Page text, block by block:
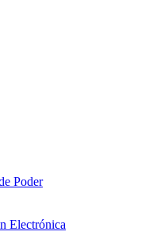
Poder
Electrónica